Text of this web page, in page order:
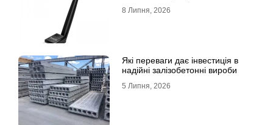
8 Липня, 2026
Які переваги дає інвестиція в
надійні залізобетонні вироби
5 Липня, 2026